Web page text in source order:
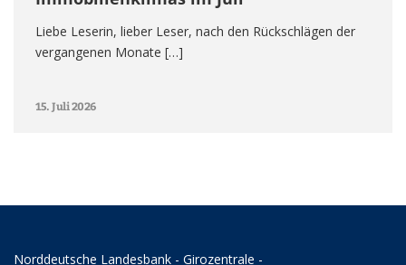
Liebe Leserin, lieber Leser, nach den Rückschlägen der
vergangenen Monate […]
15. Juli 2026
Norddeutsche Landesbank - Girozentrale -